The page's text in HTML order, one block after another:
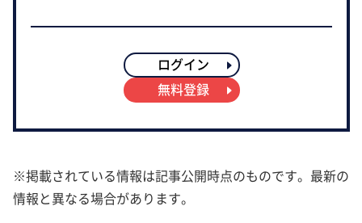
ログイン
無料登録
※掲載されている情報は記事公開時点のものです。最新の
情報と異なる場合があります。